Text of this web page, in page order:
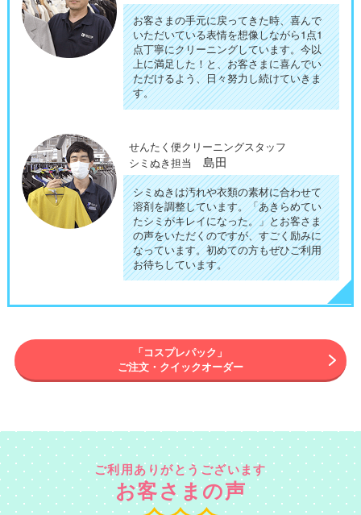
お客さまの手元に戻ってきた時、喜んで
いただいている表情を想像しながら1点1
点丁寧にクリーニングしています。今以
上に満足した！と、お客さまに喜んでい
ただけるよう、日々努力し続けていきま
す。
せんたく便クリーニングスタッフ
シミぬき担当
島田
シミぬきは汚れや衣類の素材に合わせて
溶剤を調整しています。「あきらめてい
たシミがキレイになった。」とお客さま
の声をいただくのですが、すごく励みに
なっています。初めての方もぜひご利用
お待ちしています。
「コスプレパック」
ご注文・クイックオーダー
ご利用ありがとうございます
お客さまの声